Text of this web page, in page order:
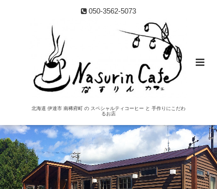
050-3562-5073
北海道 伊達市 南稀府町 の スペシャルティコーヒー と 手作りにこだわ
るお店